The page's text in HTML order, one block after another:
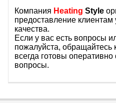
Компания Heating Style
предоставление
качества.
Если у вас есть вопросы
пожалуйста, обращайтесь
всегда готовы
вопросы.